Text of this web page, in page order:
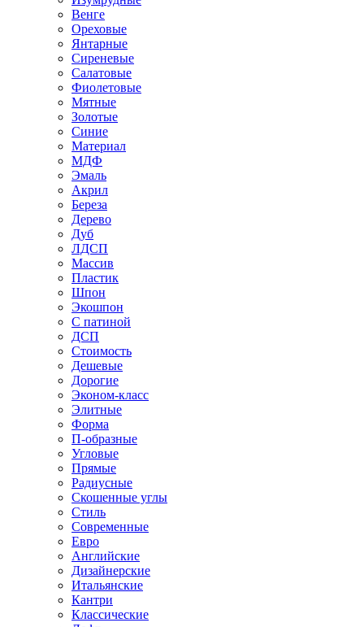
Венге
Ореховые
Янтарные
Сиреневые
Салатовые
Фиолетовые
Мятные
Золотые
Синие
Материал
МДФ
Эмаль
Акрил
Береза
Дерево
Дуб
ЛДСП
Массив
Пластик
Шпон
Экошпон
С патиной
ДСП
Стоимость
Дешевые
Дорогие
Эконом-класс
Элитные
Форма
П-образные
Угловые
Прямые
Радиусные
Скошенные углы
Стиль
Современные
Евро
Английские
Дизайнерские
Итальянские
Кантри
Классические